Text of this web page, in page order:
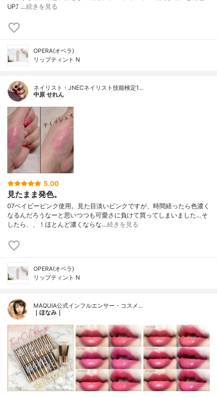
UP⤴ …続きを見る
OPERA(オペラ)
リップティント N
ネイリスト・JNECネイリスト技能検定1…
中原 せれん
5.00
見たまま発色。
07ベイビーピンク使用。見た目淡いピンクですが、時間経ったら色濃く
なるんだろうなーと思いつつも可愛さに負けて買ってしまいました…そ
したら、、！ほとんど濃くならな…続きを見る
OPERA(オペラ)
リップティント N
MAQUIA公式インフルエンサー・コスメ…
｜ほなみ｜